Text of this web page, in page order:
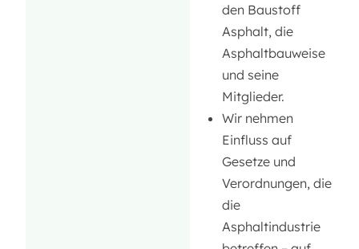
den Baustoff
Asphalt, die
Asphaltbauweise
und seine
Mitglieder.
Wir nehmen
Einfluss auf
Gesetze und
Verordnungen, die
die
Asphaltindustrie